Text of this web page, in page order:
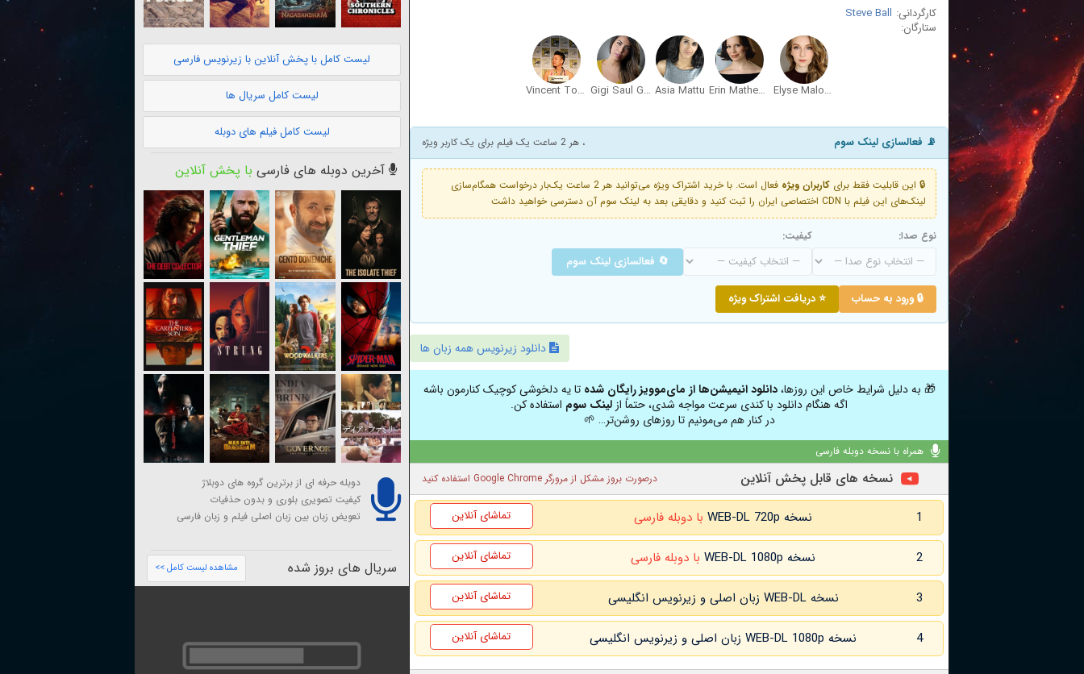
کارگردانی: Steve Ball
ستارگان:
Elyse Maloway
Erin Mathews
Asia Mattu
Gigi Saul Guerrero
Vincent Tong
📡 فعالسازی لینک سوم ، هر 2 ساعت یک فیلم برای یک کاربر ویژه
🔒 این قابلیت فقط برای کاربران ویژه
فعال است. با خرید اشتراک ویژه می‌توانید هر 2 ساعت یک‌بار درخواست همگام‌سازی
لینک‌های این فیلم با CDN اختصاصی ایران را ثبت کنید و دقایقی بعد به لینک سوم آن دسترسی خواهید داشت
نوع صدا: کیفیت:
🔄 فعالسازی لینک سوم
🔒 ورود به حساب ⭐ دریافت اشتراک ویژه
دانلود زیرنویس همه زبان ها
🎁 به دلیل شرایط خاص این روزها،دانلود انیمیشن‌ها از مای‌موویز رایگان شده تا یه دلخوشی کوچیک کنارمون باشه
اگه هنگام دانلود با کندی سرعت مواجه شدی، حتماً از لینک سوم استفاده کن.
در کنار هم می‌مونیم تا روزهای روشن‌تر… 🌱
همراه با نسخه دوبله فارسی
نسخه های قابل پخش آنلاین درصورت بروز مشکل از مرورگر Google Chrome استفاده کنید
1 نسخه WEB-DL 720p با دوبله فارسی تماشای آنلاین
2 نسخه WEB-DL 1080p با دوبله فارسی تماشای آنلاین
3 نسخه WEB-DL زبان اصلی و زیرنویس انگلیسی تماشای آنلاین
4 نسخه WEB-DL 1080p زبان اصلی و زیرنویس انگلیسی تماشای آنلاین
لیست کامل با پخش آنلاین با زیرنویس فارسی
لیست کامل سریال ها
لیست کامل فیلم های دوبله
آخرین دوبله های فارسی با پخش آنلاین
دوبله حرفه ای از برترین گروه های دوبلاژ
کیفیت تصویری بلوری و بدون حذفیات
تعویض زبان بین زبان اصلی فیلم و زبان فارسی
سریال های بروز شده مشاهده لیست کامل >>